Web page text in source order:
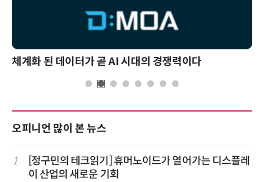
체계화 된 데이터가 곧 AI 시대의 경쟁력이다
오피니언 많이 본 뉴스
1
[정구민의 테크읽기] 휴머노이드가 열어가는 디스플레
이 산업의 새로운 기회